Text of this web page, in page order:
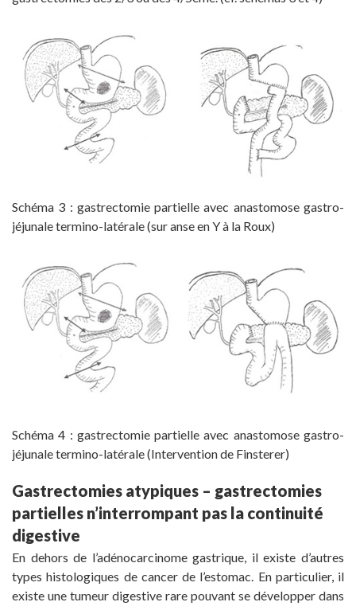
Schéma 3 : gastrectomie partielle avec anastomose gastro-
jéjunale termino-latérale (sur anse en Y à la Roux)
Schéma 4 : gastrectomie partielle avec anastomose gastro-
jéjunale termino-latérale (Intervention de Finsterer)
Gastrectomies atypiques – gastrectomies
partielles n’interrompant pas la continuité
digestive
En dehors de l’adénocarcinome gastrique, il existe d’autres
types histologiques de cancer de l’estomac. En particulier, il
existe une tumeur digestive rare pouvant se développer dans